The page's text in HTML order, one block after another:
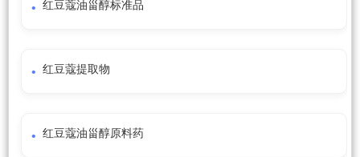
红豆蔻油甾醇标准品
红豆蔻提取物
红豆蔻油甾醇原料药